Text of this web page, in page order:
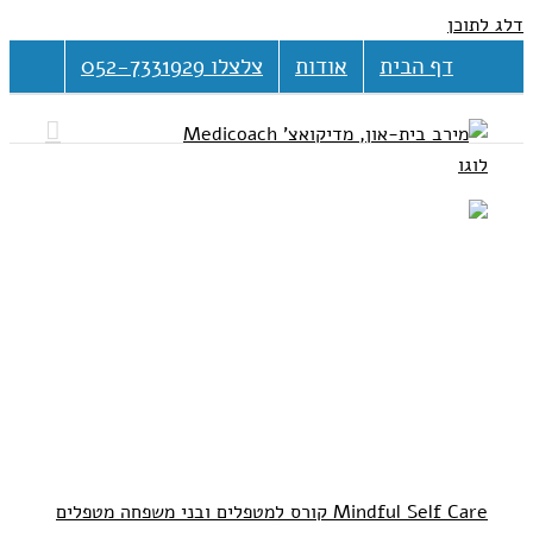
דלג לתוכן
דף הבית אודות צלצלו 052-7331929
Mindful Self Care קורס למטפלים ובני משפחה מטפלים